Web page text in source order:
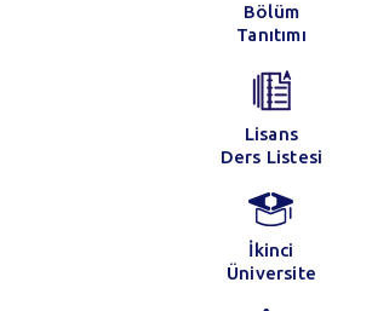
Bölüm
Tanıtımı
Lisans
Ders Listesi
İkinci
Üniversite